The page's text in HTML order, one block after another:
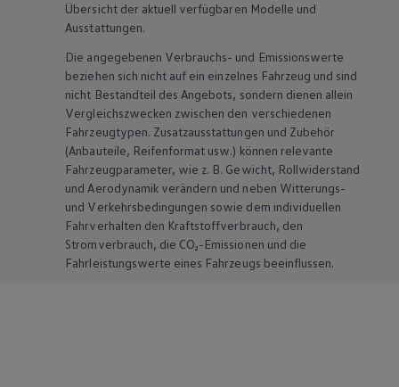
Übersicht der aktuell verfügbaren Modelle und
Ausstattungen.
Die angegebenen Verbrauchs- und Emissionswerte
beziehen sich nicht auf ein einzelnes Fahrzeug und sind
nicht Bestandteil des Angebots, sondern dienen allein
Vergleichszwecken zwischen den verschiedenen
Fahrzeugtypen. Zusatzausstattungen und Zubehör
(Anbauteile, Reifenformat usw.) können relevante
Fahrzeugparameter, wie z. B. Gewicht, Rollwiderstand
und Aerodynamik verändern und neben Witterungs-
und Verkehrsbedingungen sowie dem individuellen
Fahrverhalten den Kraftstoffverbrauch, den
Stromverbrauch, die CO₂-Emissionen und die
Fahrleistungswerte eines Fahrzeugs beeinflussen.